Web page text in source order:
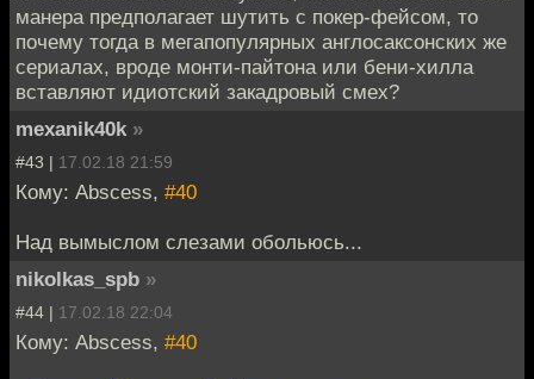
манера предполагает шутить с покер-фейсом, то
почему тогда в мегапопулярных англосаксонских же
сериалах, вроде монти-пайтона или бени-хилла
вставляют идиотский закадровый смех?
mexanik40k »
#43 | 17.02.18 21:59
Кому: Abscess, #40
Над вымыслом слезами обольюсь...
nikolkas_spb »
#44 | 17.02.18 22:04
Кому: Abscess, #40